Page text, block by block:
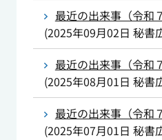
最近の出来事（令和
(2025年09月02日 秘書
最近の出来事（令和
(2025年08月01日 秘書
最近の出来事（令和
(2025年07月01日 秘書